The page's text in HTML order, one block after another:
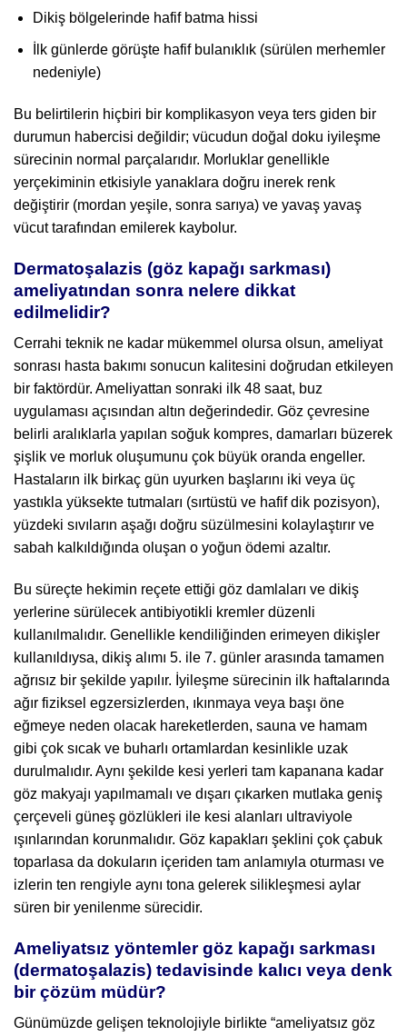
Dikiş bölgelerinde hafif batma hissi
İlk günlerde görüşte hafif bulanıklık (sürülen merhemler
nedeniyle)
Bu belirtilerin hiçbiri bir komplikasyon veya ters giden bir
durumun habercisi değildir; vücudun doğal doku iyileşme
sürecinin normal parçalarıdır. Morluklar genellikle
yerçekiminin etkisiyle yanaklara doğru inerek renk
değiştirir (mordan yeşile, sonra sarıya) ve yavaş yavaş
vücut tarafından emilerek kaybolur.
Dermatoşalazis (göz kapağı sarkması)
ameliyatından sonra nelere dikkat
edilmelidir?
Cerrahi teknik ne kadar mükemmel olursa olsun, ameliyat
sonrası hasta bakımı sonucun kalitesini doğrudan etkileyen
bir faktördür. Ameliyattan sonraki ilk 48 saat, buz
uygulaması açısından altın değerindedir. Göz çevresine
belirli aralıklarla yapılan soğuk kompres, damarları büzerek
şişlik ve morluk oluşumunu çok büyük oranda engeller.
Hastaların ilk birkaç gün uyurken başlarını iki veya üç
yastıkla yüksekte tutmaları (sırtüstü ve hafif dik pozisyon),
yüzdeki sıvıların aşağı doğru süzülmesini kolaylaştırır ve
sabah kalkıldığında oluşan o yoğun ödemi azaltır.
Bu süreçte hekimin reçete ettiği göz damlaları ve dikiş
yerlerine sürülecek antibiyotikli kremler düzenli
kullanılmalıdır. Genellikle kendiliğinden erimeyen dikişler
kullanıldıysa, dikiş alımı 5. ile 7. günler arasında tamamen
ağrısız bir şekilde yapılır. İyileşme sürecinin ilk haftalarında
ağır fiziksel egzersizlerden, ıkınmaya veya başı öne
eğmeye neden olacak hareketlerden, sauna ve hamam
gibi çok sıcak ve buharlı ortamlardan kesinlikle uzak
durulmalıdır. Aynı şekilde kesi yerleri tam kapanana kadar
göz makyajı yapılmamalı ve dışarı çıkarken mutlaka geniş
çerçeveli güneş gözlükleri ile kesi alanları ultraviyole
ışınlarından korunmalıdır. Göz kapakları şeklini çok çabuk
toparlasa da dokuların içeriden tam anlamıyla oturması ve
izlerin ten rengiyle aynı tona gelerek silikleşmesi aylar
süren bir yenilenme sürecidir.
Ameliyatsız yöntemler göz kapağı sarkması
(dermatoşalazis) tedavisinde kalıcı veya denk
bir çözüm müdür?
Günümüzde gelişen teknolojiyle birlikte “ameliyatsız göz